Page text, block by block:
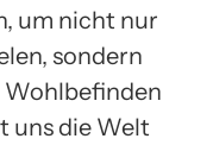
um nicht nur
sondern
uns die Welt